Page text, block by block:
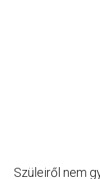
Szüleiről nem